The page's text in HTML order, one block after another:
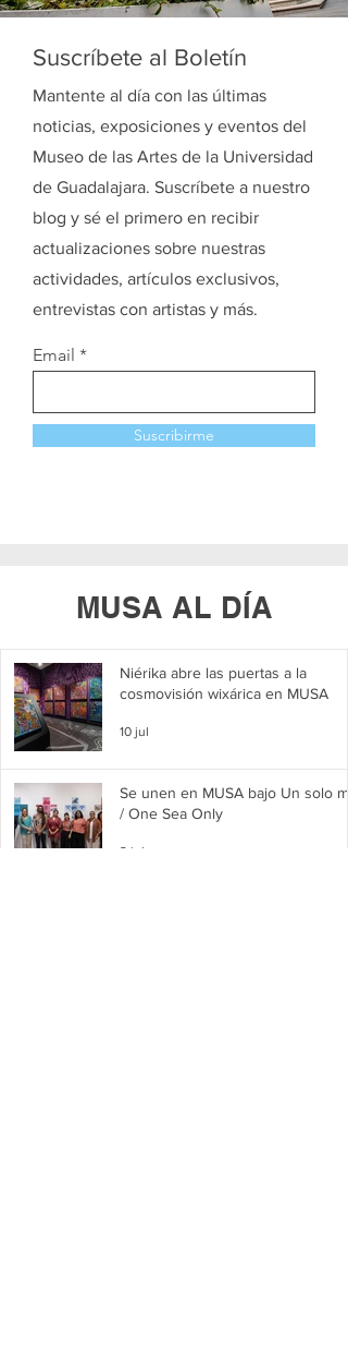
Suscríbete al Boletín
Mantente al día con las últimas
noticias, exposiciones y eventos del
Museo de las Artes de la Universidad
de Guadalajara. Suscríbete a nuestro
blog y sé el primero en recibir
actualizaciones sobre nuestras
actividades, artículos exclusivos,
entrevistas con artistas y más.
Email
Suscribirme
MUSA AL DÍA
Niérika abre las puertas a la
cosmovisión wixárica en MUSA
10 jul
Se unen en MUSA bajo Un solo
/ One Sea Only
2 jul